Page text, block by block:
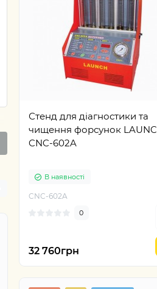
Стенд для діагностики та
чищення форсунок
CNC-602A
В наявності
CNC-602A
0
32 760грн